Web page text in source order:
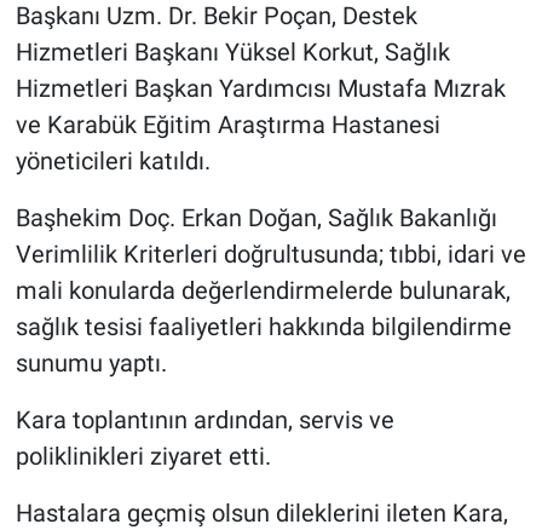
Başkanı Uzm. Dr. Bekir Poçan, Destek
Hizmetleri Başkanı Yüksel Korkut, Sağlık
Hizmetleri Başkan Yardımcısı Mustafa Mızrak
ve Karabük Eğitim Araştırma Hastanesi
yöneticileri katıldı.
Başhekim Doç. Erkan Doğan, Sağlık Bakanlığı
Verimlilik Kriterleri doğrultusunda; tıbbi, idari ve
mali konularda değerlendirmelerde bulunarak,
sağlık tesisi faaliyetleri hakkında bilgilendirme
sunumu yaptı.
Kara toplantının ardından, servis ve
poliklinikleri ziyaret etti.
Hastalara geçmiş olsun dileklerini ileten Kara,